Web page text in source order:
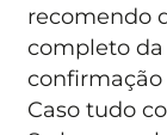
recomendo
completo da
confirmação
Caso tudo